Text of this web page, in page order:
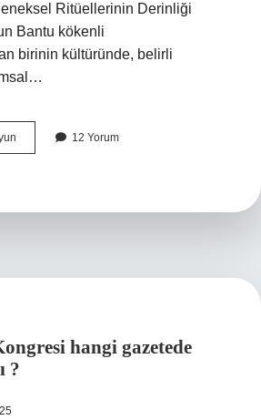
Ritüellerinin Derinliği
Bantu kökenli
birinin kültüründe, belirli
Gabonlu
Dina
12 Yorum
hangi gazetede
?